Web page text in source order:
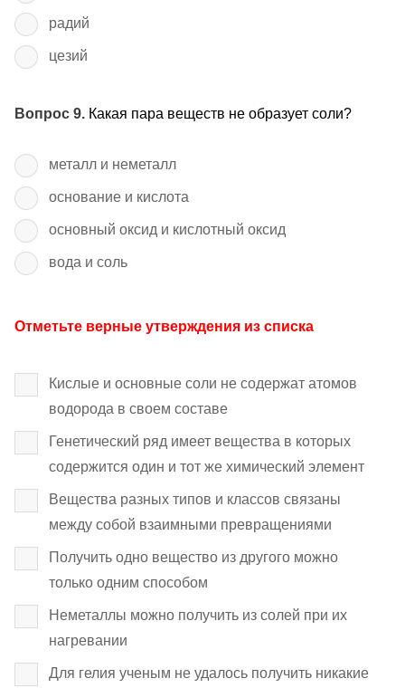
радий
цезий
Вопрос 9. Какая пара веществ не образует соли?
металл и неметалл
основание и кислота
основный оксид и кислотный оксид
вода и соль
Отметьте верные утверждения из списка
Кислые и основные соли не содержат атомов
водорода в своем составе
Генетический ряд имеет вещества в которых
содержится один и тот же химический элемент
Вещества разных типов и классов связаны
между собой взаимными превращениями
Получить одно вещество из другого можно
только одним способом
Неметаллы можно получить из солей при их
нагревании
Для гелия ученым не удалось получить никакие